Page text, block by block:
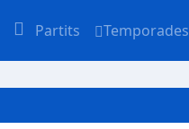
Partits Temporades